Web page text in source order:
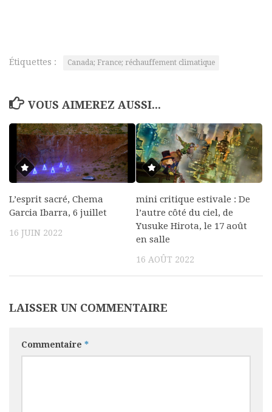
Étiquettes : Canada; France; réchauffement climatique
VOUS AIMEREZ AUSSI...
L’esprit sacré, Chema
Garcia Ibarra, 6 juillet
16 JUIN 2022
mini critique estivale : De
l’autre côté du ciel, de
Yusuke Hirota, le 17 août
en salle
16 AOÛT 2022
LAISSER UN COMMENTAIRE
Commentaire *